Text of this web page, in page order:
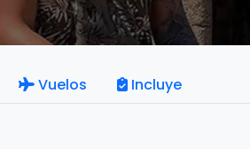
Vuelos Incluye